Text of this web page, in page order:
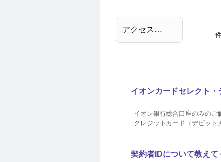
イオンカードセレクト・
イオン銀行総合口座のみのご
クレジットカード（デビットカ
契約者IDについて教えて